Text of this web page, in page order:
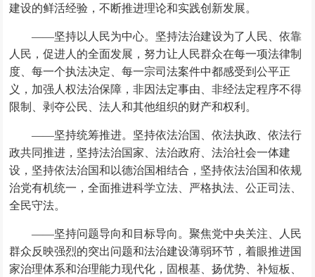
建设的鲜活经验，不断推进理论和实践创新发展。
——坚持以人民为中心。坚持法治建设为了人民、依靠
人民，促进人的全面发展，努力让人民群众在每一项法律制
度、每一个执法决定、每一宗司法案件中都感受到公平正
义，加强人权法治保障，非因法定事由、非经法定程序不得
限制、剥夺公民、法人和其他组织的财产和权利。
——坚持统筹推进。坚持依法治国、依法执政、依法行
政共同推进，坚持法治国家、法治政府、法治社会一体建
设，坚持依法治国和以德治国相结合，坚持依法治国和依规
治党有机统一，全面推进科学立法、严格执法、公正司法、
全民守法。
——坚持问题导向和目标导向。聚焦党中央关注、人民
群众反映强烈的突出问题和法治建设薄弱环节，着眼推进国
家治理体系和治理能力现代化，固根基、扬优势、补短板、